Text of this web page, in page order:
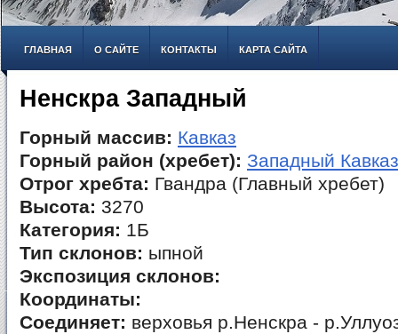
ГЛАВНАЯ О САЙТЕ КОНТАКТЫ КАРТА САЙТА
Ненскра Западный
Горный массив: Кавказ
Горный район (хребет): Западный Кавказ
Отрог хребта: Гвандра (Главный хребет)
Высота: 3270
Категория: 1Б
Тип склонов: ыпной
Экспозиция склонов:
Координаты:
Соединяет: верховья р.Ненскра -